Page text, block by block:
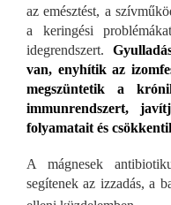
az emésztést, a
a keringési
idegrendszert.
van, enyhítik az
megszüntetik a
immunrendszert,
folyamatait és
A mágnesek
segítenek az izzadás, a